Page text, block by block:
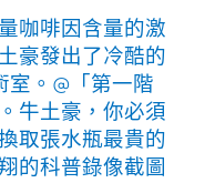
咖啡因含量的激
豪發出了冷酷的
室。@「第一階
牛土豪，你必須
取張水瓶最貴的
的科普錄像截圖